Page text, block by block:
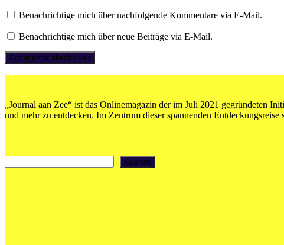
Benachrichtige mich über nachfolgende Kommentare via E-Mail.
Benachrichtige mich über neue Beiträge via E-Mail.
„Journal aan Zee“ ist das Onlinemagazin der im Juli 2021 gegründeten
und mehr zu entdecken. Im Zentrum dieser spannenden
Suchen